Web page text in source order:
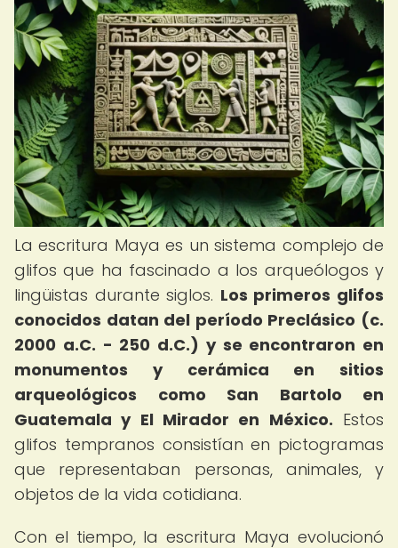
La escritura Maya es un sistema complejo de
glifos que ha fascinado a los arqueólogos y
lingüistas durante siglos. Los primeros glifos
conocidos datan del período Preclásico (c.
2000 a.C. - 250 d.C.) y se encontraron en
monumentos y cerámica en sitios
arqueológicos como San Bartolo en
Guatemala y El Mirador en México. Estos
glifos tempranos consistían en pictogramas
que representaban personas, animales, y
objetos de la vida cotidiana.
Con el tiempo, la escritura Maya evolucionó